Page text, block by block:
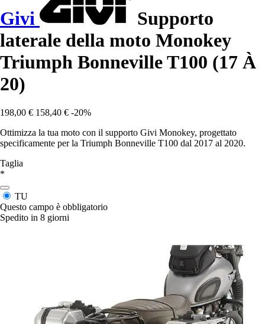
Givi
Supporto
laterale della moto Monokey
Triumph Bonneville T100 (17 À
20)
198,00 € 158,40 € -20%
Ottimizza la tua moto con il supporto Givi Monokey, progettato
specificamente per la Triumph Bonneville T100 dal 2017 al 2020.
Taglia
*
TU
Questo campo è obbligatorio
Spedito in 8 giorni